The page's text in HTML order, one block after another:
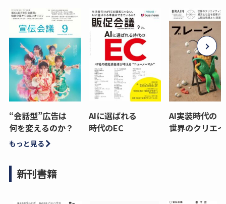
“会話型”広告は
何を変えるのか？
AIに選ばれる
時代のEC
AI実装時代の
世界のクリエ
もっと見る
新刊書籍